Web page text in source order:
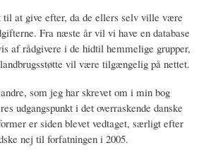
til at give efter, da de ellers selv ville være
Fra næste år vil vi have en database
af rådgivere i de hidtil hemmelige grupper,
vil være tilgængelig på nettet.
som jeg har skrevet om i min bog
udgangspunkt i det overraskende danske
er siden blevet vedtaget, særligt efter
nej til forfatningen i 2005.